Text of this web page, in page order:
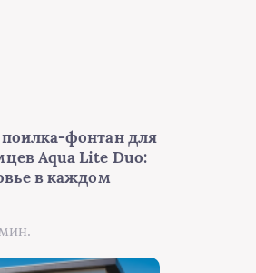
фонтан для
Aqua Lite Duo:
в каждом